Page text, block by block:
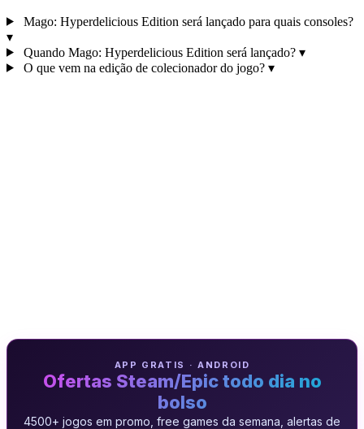
Mago: Hyperdelicious Edition será lançado para quais consoles?
▾
Quando Mago: Hyperdelicious Edition será lançado? ▾
O que vem na edição de colecionador do jogo? ▾
APP GRATIS · ANDROID
Ofertas Steam/Epic todo dia no
bolso
4500+ jogos em promo, free games da semana, alertas de